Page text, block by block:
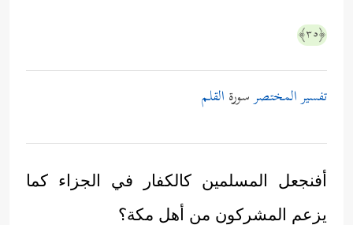
﴿٣٥﴾
تفسير المختصرسورة القلم
أفنجعل المسلمين كالكفار في الجزاء كما
يزعم المشركون من أهل مكة؟